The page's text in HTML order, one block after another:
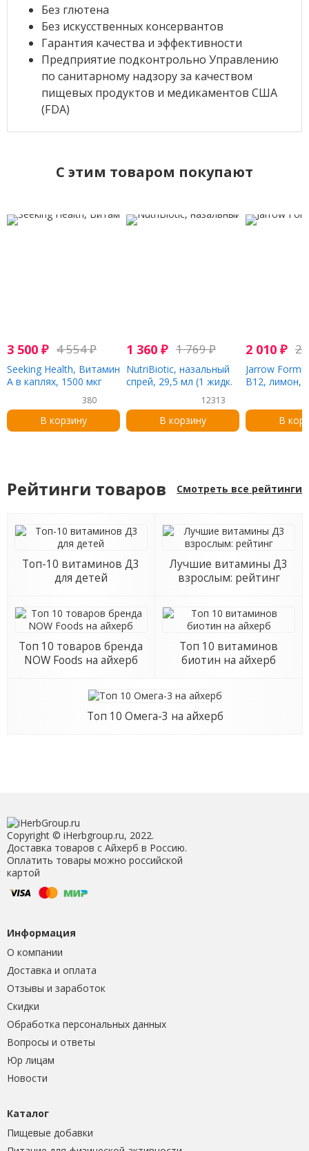
Без глютена
Без искусственных консервантов
Гарантия качества и эффективности
Предприятие подконтрольно Управлению
по санитарному надзору за качеством
пищевых продуктов и медикаментов США
(FDA)
C этим товаром покупают
3 500 ₽ 4 554₽
Seeking Health, Витамин
A в каплях, 1500 мкг
RAE / капли, 30 мл (1
жидк. Унция)
380
В корзину
1 360 ₽ 1 769₽
NutriBiotic, назальный
спрей, 29,5 мл (1 жидк.
12313
В корзину
2 010 ₽ 2
Jarrow
B12, лимон,
пастилок
В
Рейтинги товаров Смотреть все рейтинги
Топ-10 витаминов Д3
для детей
Лучшие витамины Д3
взрослым: рейтинг
Топ 10 товаров бренда
NOW Foods на айхерб
Топ 10 витаминов
биотин на айхерб
Топ 10 Омега-3 на айхерб
Copyright © iHerbgroup.ru, 2022.
Доставка товаров с Айхерб в Россию.
Оплатить товары можно российской
картой
Информация
О компании
Доставка и оплата
Отзывы и заработок
Скидки
Обработка персональных данных
Вопросы и ответы
Юр лицам
Новости
Каталог
Пищевые добавки